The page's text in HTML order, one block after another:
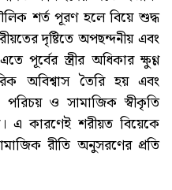
শর্ত পূরণ হলে বিয়ে শুদ্ধ
দৃষ্টিতে অপছন্দনীয় এবং
পূর্বের স্ত্রীর অধিকার ক্ষুণ্ণ
অবিশ্বাস তৈরি হয় এবং
পরিচয় ও সামাজিক স্বীকৃতি
এ কারণেই শরীয়ত বিয়েকে
রীতি অনুসরণের প্রতি